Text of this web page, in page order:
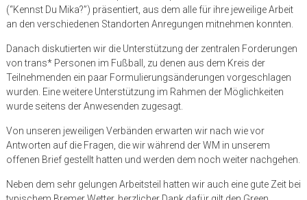
(“Kennst Du Mika?”) präsentiert, aus dem alle für ihre jeweilige Arbeit
an den verschiedenen Standorten Anregungen mitnehmen konnten.
Danach diskutierten wir die Unterstützung der zentralen Forderungen
von trans* Personen im Fußball, zu denen aus dem Kreis der
Teilnehmenden ein paar Formulierungsänderungen vorgeschlagen
wurden. Eine weitere Unterstützung im Rahmen der Möglichkeiten
wurde seitens der Anwesenden zugesagt.
Von unseren jeweiligen Verbänden erwarten wir nach wie vor
Antworten auf die Fragen, die wir während der WM in unserem
offenen Brief gestellt hatten und werden dem noch weiter nachgehen.
Neben dem sehr gelungen Arbeitsteil hatten wir auch eine gute Zeit bei